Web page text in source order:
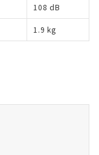
108 dB
1.9 kg